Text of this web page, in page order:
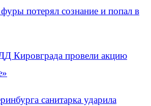
потерял сознание и попал в
Кировграда провели акцию
санитарка ударила